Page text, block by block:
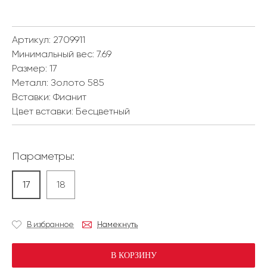
Артикул: 2709911
Минимальный вес: 7.69
Размер: 17
Металл: Золото 585
Вставки: Фианит
Цвет вставки: Бесцветный
Параметры:
17 18
В избранное Намекнуть
В КОРЗИНУ